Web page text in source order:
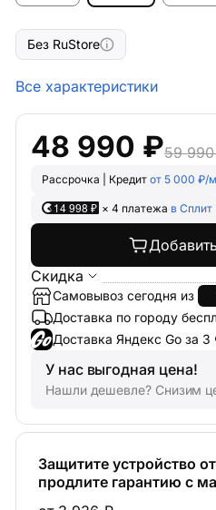
Без RuStore
Все характеристики
48 990 ₽59
Рассрочка | Кредит от 5 000 ₽/
14 998 ₽ × 4 платежа в Сплит
Скидка
Самовывоз сегодня из
Доставка по городу
Доставка Яндекс Go за 3
У нас выгодная цена!
Нашли дешевле? Снизим
Защитите устройство
продлите гарантию с